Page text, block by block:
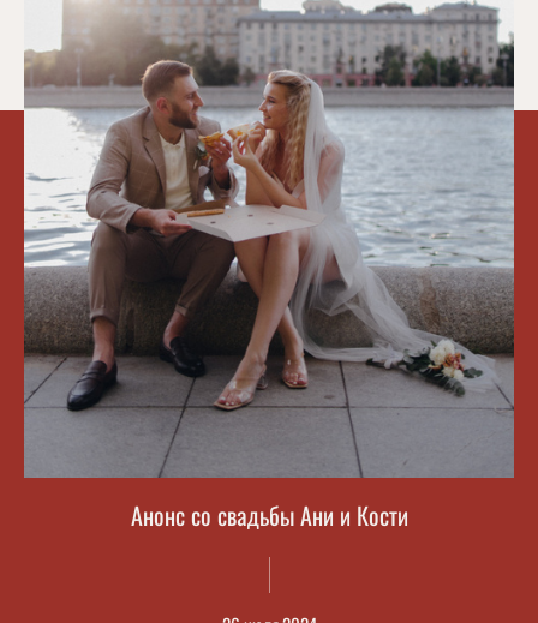
Анонс со свадьбы Ани и Кости